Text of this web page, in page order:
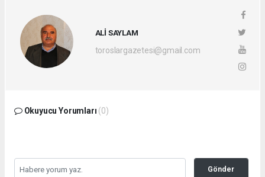
ALİ SAYLAM
toroslargazetesi@gmail.com
Okuyucu Yorumları (0)
Gönder